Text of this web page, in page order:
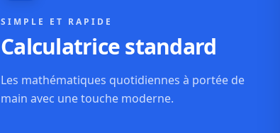
SIMPLE ET RAPIDE
Calculatrice standard
Les mathématiques quotidiennes à portée de
main avec une touche moderne.